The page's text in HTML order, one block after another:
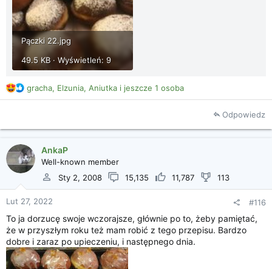
Pączki 22.jpg
49.5 KB · Wyświetleń: 9
R
e
c
e
:
gracha, Elzunia, Aniutka i jeszcze 1 osoba
Odpowiedz
AnkaP
Well-known member
Sty 2, 2008
15,135 11,787 113
Lut 27, 2022 #116
To ja dorzucę swoje wczorajsze, głównie po to, żeby pamiętać,
że w przyszłym roku też mam robić z tego przepisu. Bardzo
dobre i zaraz po upieczeniu, i następnego dnia.